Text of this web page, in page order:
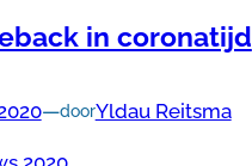
in coronatijd
—doorYldau Reitsma